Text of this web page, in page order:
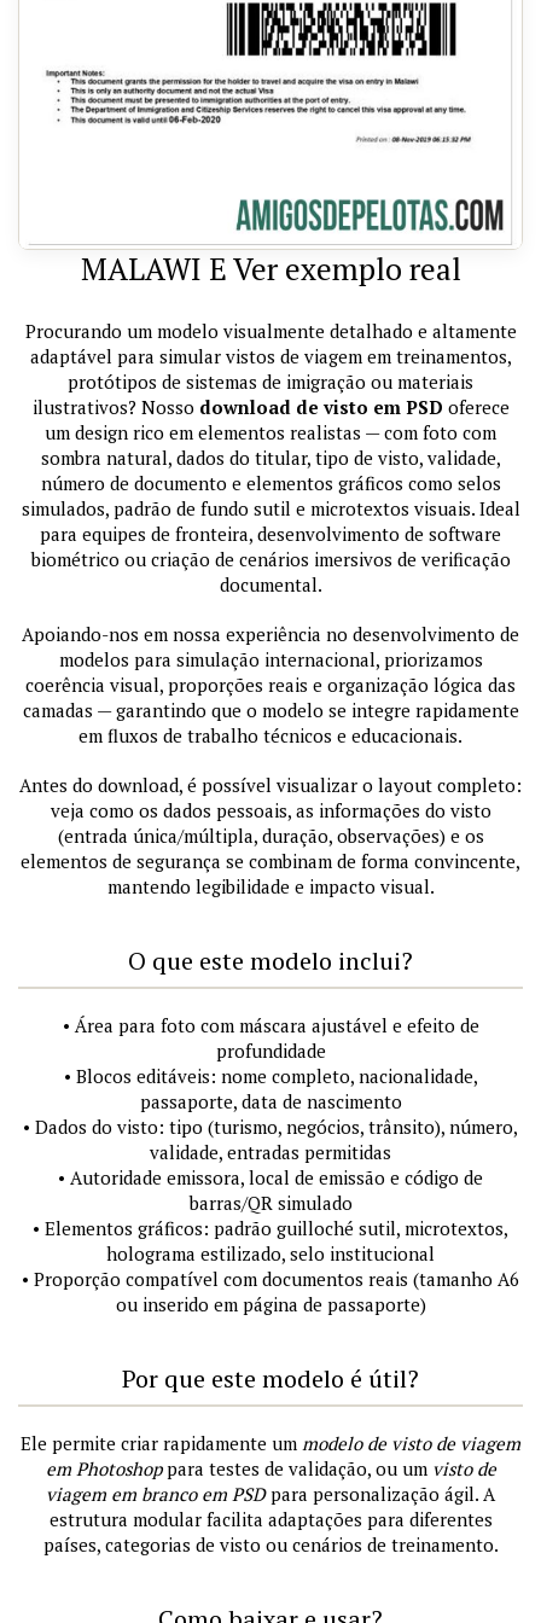
MALAWI E Ver exemplo real
Procurando um modelo visualmente detalhado e altamente
adaptável para simular vistos de viagem em treinamentos,
protótipos de sistemas de imigração ou materiais
ilustrativos? Nosso download de visto em PSD oferece
um design rico em elementos realistas — com foto com
sombra natural, dados do titular, tipo de visto, validade,
número de documento e elementos gráficos como selos
simulados, padrão de fundo sutil e microtextos visuais. Ideal
para equipes de fronteira, desenvolvimento de software
biométrico ou criação de cenários imersivos de verificação
documental.
Apoiando-nos em nossa experiência no desenvolvimento de
modelos para simulação internacional, priorizamos
coerência visual, proporções reais e organização lógica das
camadas — garantindo que o modelo se integre rapidamente
em fluxos de trabalho técnicos e educacionais.
Antes do download, é possível visualizar o layout completo:
veja como os dados pessoais, as informações do visto
(entrada única/múltipla, duração, observações) e os
elementos de segurança se combinam de forma convincente,
mantendo legibilidade e impacto visual.
O que este modelo inclui?
• Área para foto com máscara ajustável e efeito de
profundidade
• Blocos editáveis: nome completo, nacionalidade,
passaporte, data de nascimento
• Dados do visto: tipo (turismo, negócios, trânsito), número,
validade, entradas permitidas
• Autoridade emissora, local de emissão e código de
barras/QR simulado
• Elementos gráficos: padrão guilloché sutil, microtextos,
holograma estilizado, selo institucional
• Proporção compatível com documentos reais (tamanho A6
ou inserido em página de passaporte)
Por que este modelo é útil?
Ele permite criar rapidamente um modelo de visto de viagem
em Photoshoppara testes de validação, ou um visto de
viagem em branco em PSDpara personalização ágil. A
estrutura modular facilita adaptações para diferentes
países, categorias de visto ou cenários de treinamento.